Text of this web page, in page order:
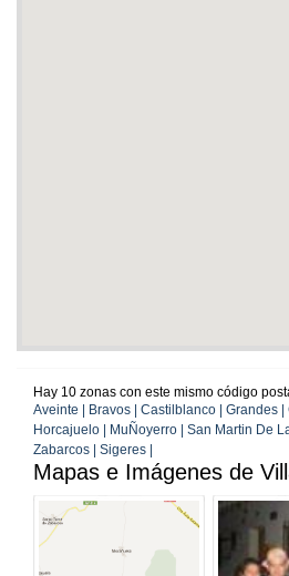
Hay 10 zonas con este mismo código
Aveinte | Bravos | Castilblanco | Grandes |
Horcajuelo | MuÑoyerro | San Martin De
Zabarcos | Sigeres |
Mapas e Imágenes de